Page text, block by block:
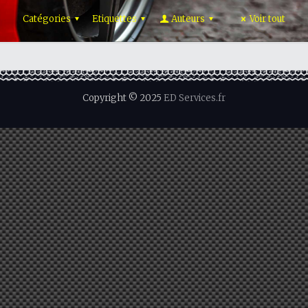
Catégories Etiquettes Auteurs Voir tout
Copyright © 2025 ED Services.fr